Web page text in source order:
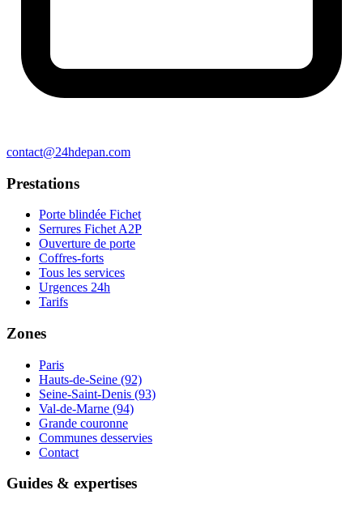
contact@24hdepan.com
Prestations
Porte blindée Fichet
Serrures Fichet A2P
Ouverture de porte
Coffres-forts
Tous les services
Urgences 24h
Tarifs
Zones
Paris
Hauts-de-Seine (92)
Seine-Saint-Denis (93)
Val-de-Marne (94)
Grande couronne
Communes desservies
Contact
Guides & expertises